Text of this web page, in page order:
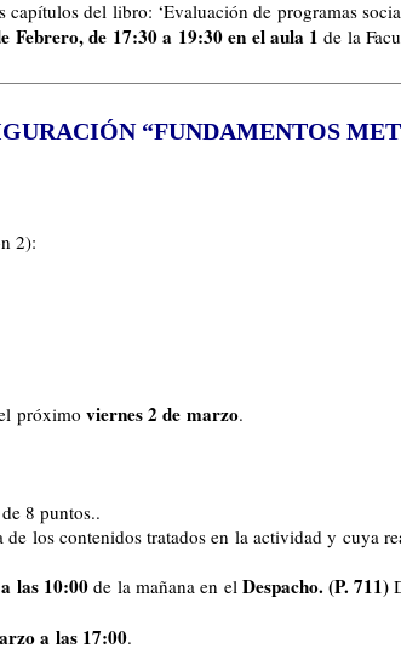
del libro: ‘Evaluación de programas
Febrero, de 17:30 a 19:30 en el aula 1 de la
“FUNDAMENTOS
2):
próximo viernes 2 de marzo.
8 puntos..
de los contenidos tratados en la actividad y cuya
las 10:00 de la mañana en el Despacho. (P. 711)
a las 17:00.